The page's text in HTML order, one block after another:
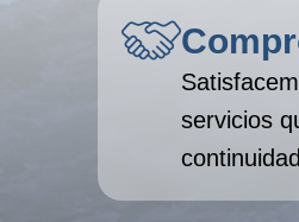
servicios